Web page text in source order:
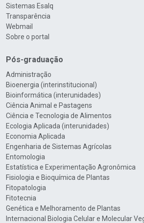
Sistemas Esalq
Transparência
Webmail
Sobre o portal
Pós-graduação
Administração
Bioenergia (interinstitucional)
Bioinformática (interunidades)
Ciência Animal e Pastagens
Ciência e Tecnologia de Alimentos
Ecologia Aplicada (interunidades)
Economia Aplicada
Engenharia de Sistemas Agrícolas
Entomologia
Estatística e Experimentação Agronômica
Fisiologia e Bioquímica de Plantas
Fitopatologia
Fitotecnia
Genética e Melhoramento de Plantas
Internacional Biologia Celular e Molecular